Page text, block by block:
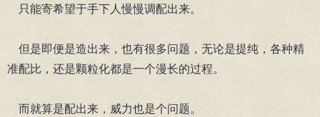
只能寄希望于手下人慢慢调配出来。
但是即便是造出来，也有很多问题，无论是提纯，各种精
准配比，还是颗粒化都是一个漫长的过程。
而就算是配出来，威力也是个问题。